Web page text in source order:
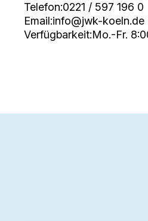
Telefon:0221 / 597 196 0
Email:info@jwk-koeln.de
Verfügbarkeit:Mo.-Fr.